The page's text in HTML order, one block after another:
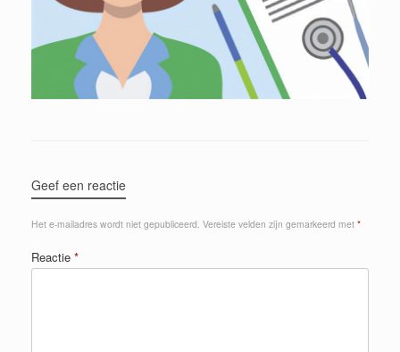
Geef een reactie
Het e-mailadres wordt niet gepubliceerd. Vereiste velden zijn gemarkeerd met *
Reactie *